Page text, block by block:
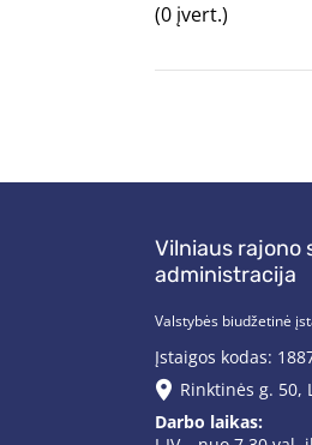
(0 įvert.)
Vilniaus rajono
administracija
Valstybės biudžetinė
Įstaigos kodas:
Rinktinės g. 50,
Darbo laikas: